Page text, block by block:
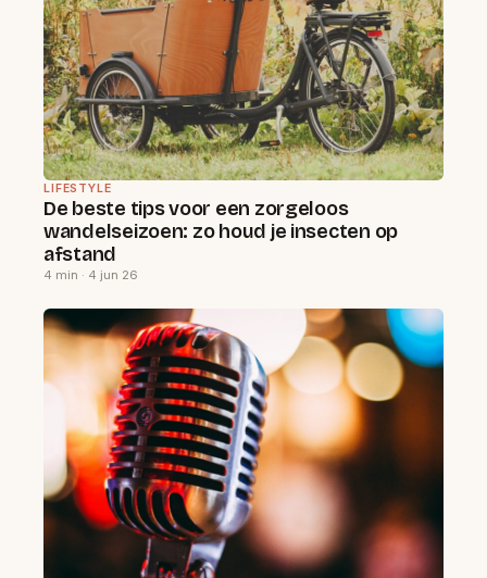
LIFESTYLE
De beste tips voor een zorgeloos
wandelseizoen: zo houd je insecten op
afstand
4 min · 4 jun 26